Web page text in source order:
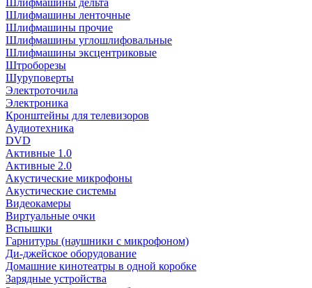
Шлифмашины дельта
Шлифмашины ленточные
Шлифмашины прочие
Шлифмашины углошлифовальные
Шлифмашины эксцентриковые
Штроборезы
Шуруповерты
Электроточила
Электроника
Кронштейны для телевизоров
Аудиотехника
DVD
Активные 1.0
Активные 2.0
Акустические микрофоны
Акустические системы
Видеокамеры
Виртуальные очки
Вспышки
Гарнитуры (наушники с микрофоном)
Ди-джейское оборудование
Домашние кинотеатры в одной коробке
Зарядные устройства